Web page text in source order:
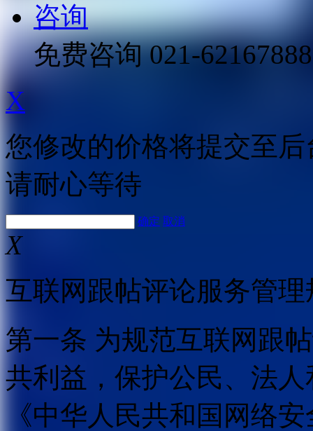
咨询
免费咨询 021-62167888
X
您修改的价格将提交至
请耐心等待
确定 取消
X
互联网跟帖评论服务管理
第一条 为规范互联网跟
共利益，保护公民、法
《中华人民共和国网络